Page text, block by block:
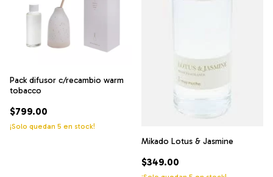
Pack difusor c/recambio warm
tobacco
$799.00
¡Solo quedan 5 en stock!
Mikado Lotus & Jasmine
$349.00